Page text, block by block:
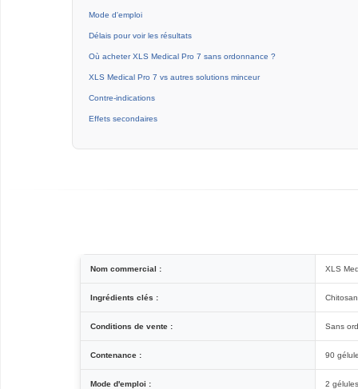
Mode d'emploi
Délais pour voir les résultats
Où acheter XLS Medical Pro 7 sans ordonnance ?
XLS Medical Pro 7 vs autres solutions minceur
Contre-indications
Effets secondaires
Nom commercial : XLS
Ingrédients clés :
Conditions de vente : Sans
Contenance : 90
Mode d'emploi : 2